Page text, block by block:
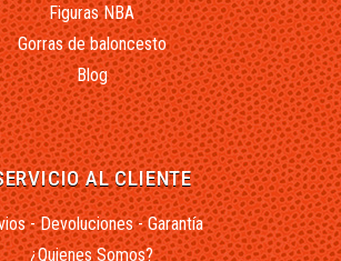
Figuras NBA
Gorras de baloncesto
Blog
AL CLIENTE
- Devoluciones - Garantía
¿Quienes Somos?